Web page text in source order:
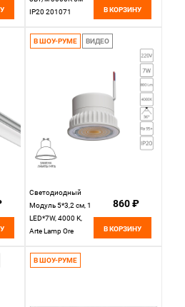
IP20 201071
цена за метр,
отгружается по 5 м
В КОРЗИНУ
В ШОУ-РУМЕ ВИДЕО
Светодиодный
Модуль 5*3,2 см, 1
LED*7W, 4000 К,
Arte Lamp Ore
860 ₽
В КОРЗИНУ
В ШОУ-РУМЕ